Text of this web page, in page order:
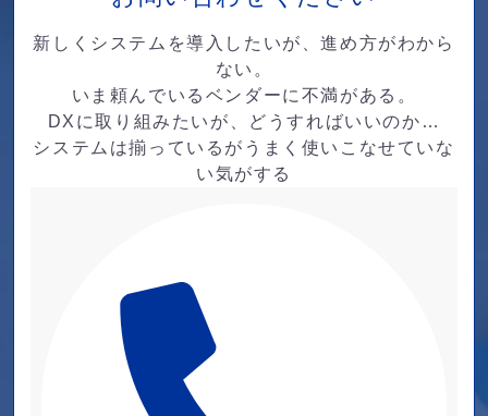
新しくシステムを導入したいが、進め方がわから
ない。
いま頼んでいるベンダーに不満がある。
DXに取り組みたいが、どうすればいいのか…
システムは揃っているがうまく使いこなせていな
い気がする